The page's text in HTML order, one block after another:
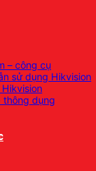
– công cụ
sử dụng Hikvision
thông dụng